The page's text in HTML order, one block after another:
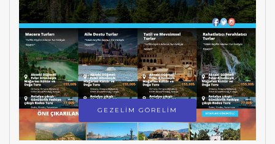
GEZELİM GÖRELİM